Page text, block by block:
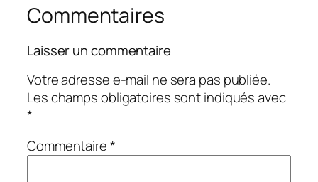
Commentaires
Laisser un commentaire
Votre adresse e-mail ne sera pas publiée.
Les champs obligatoires sont indiqués avec
*
Commentaire*